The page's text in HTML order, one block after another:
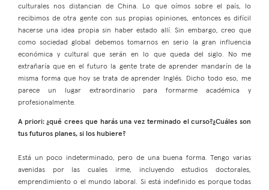
culturales nos distancian de China. Lo que oímos sobre el país, lo
recibimos de otra gente con sus propias opiniones, entonces es difícil
hacerse una idea propia sin haber estado allí. Sin embargo, creo que
como sociedad global debemos tomarnos en serio la gran influencia
económica y cultural que serán en lo que queda del siglo. No me
extrañaría que en el futuro la gente trate de aprender mandarín de la
misma forma que hoy se trata de aprender Inglés. Dicho todo eso, me
parece un lugar extraordinario para formarme académica y
profesionalmente.
A priori: ¿qué crees que harás una vez terminado el curso?¿Cuáles son
tus futuros planes, si los hubiere?
Está un poco indeterminado, pero de una buena forma. Tengo varias
avenidas por las cuales irme, incluyendo estudios doctorales,
emprendimiento o el mundo laboral. Si está indefinido es porque todas